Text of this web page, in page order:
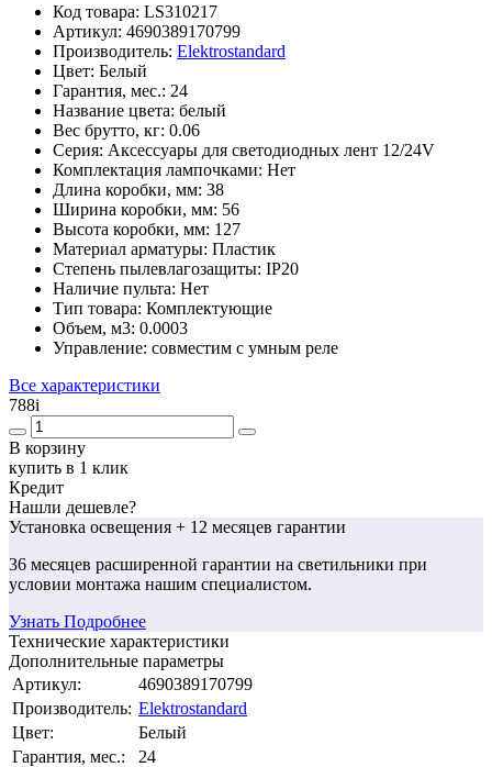
Код товара: LS310217
Артикул: 4690389170799
Производитель: Elektrostandard
Цвет: Белый
Гарантия, мес.: 24
Название цвета: белый
Вес брутто, кг: 0.06
Серия: Аксессуары для светодиодных лент 12/24V
Комплектация лампочками: Нет
Длина коробки, мм: 38
Ширина коробки, мм: 56
Высота коробки, мм: 127
Материал арматуры: Пластик
Степень пылевлагозащиты: IP20
Наличие пульта: Нет
Тип товара: Комплектующие
Объем, м3: 0.0003
Управление: совместим с умным реле
Все характеристики
788i
В корзину
купить в 1 клик
Кредит
Нашли дешевле?
Установка освещения + 12 месяцев гарантии
36 месяцев расширенной гарантии на светильники при
условии монтажа нашим специалистом.
Узнать Подробнее
Технические характеристики
Дополнительные параметры
Артикул:
4690389170799
Производитель: Elektrostandard
Цвет:
Белый
Гарантия, мес.:
24